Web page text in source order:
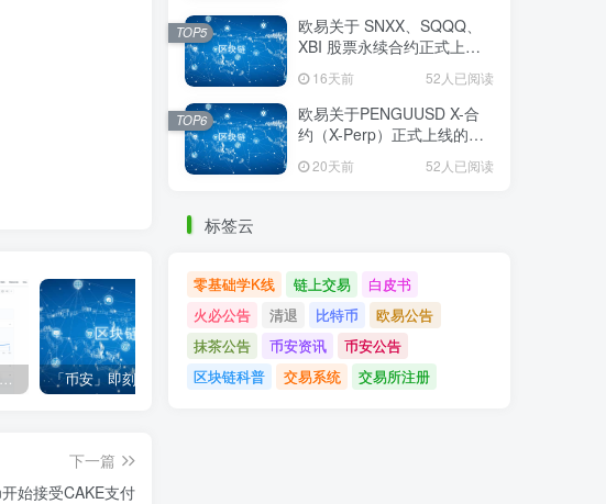
「币安」如何找到NFT合约地址？ 「欧易OKX」关于支持BNB Smart Chain（BEP20）网络升级和硬分叉的公告
下一篇
始接受CAKE支付
欧易关于 SNXX、SQQQ、
XBI 股票永续合约正式上线
16天前 52人已阅读
TOP5
欧易关于PENGUUSD X-合
约（X-Perp）正式上线的公
20天前 52人已阅读
TOP6
标签云
零基础学K线 链上交易
白皮书
火必公告
清退 比特币
欧易公告
抹茶公告
币安资讯
币安公告
区块链科普
交易系统 交易所注册